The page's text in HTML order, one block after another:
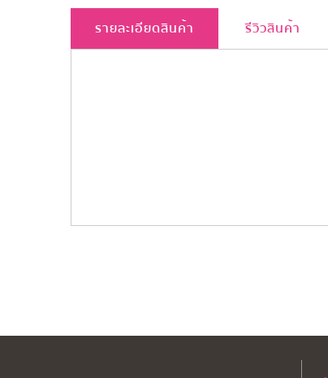
รายละเอียดสินค้า รีวิวสินค้า